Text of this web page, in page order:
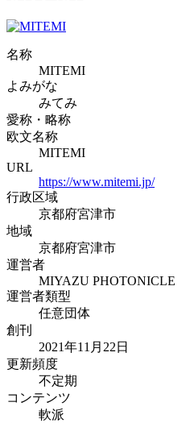
名称
MITEMI
よみがな
みてみ
愛称・略称
欧文名称
MITEMI
URL
https://www.mitemi.jp/
行政区域
京都府宮津市
地域
京都府宮津市
運営者
MIYAZU PHOTONICLE
運営者類型
任意団体
創刊
2021年11月22日
更新頻度
不定期
コンテンツ
軟派